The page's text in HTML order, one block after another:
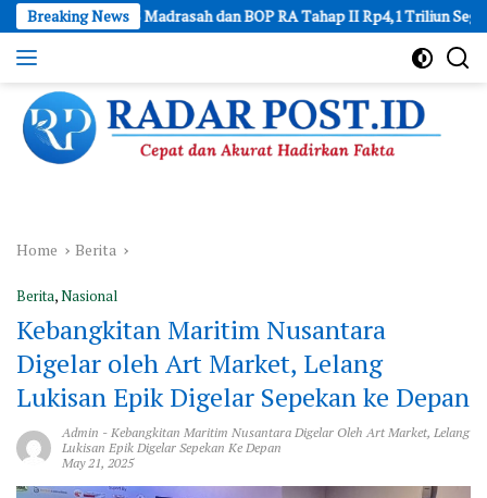
Skip
to
content
Breaking News
BOS Madrasah dan BOP RA Tahap II Rp4,1 Triliun Segera Cair, Ini
dan
Akurat
Hadirkan
Fakta
Home Berita
Berita,Nasional
Kebangkitan Maritim Nusantara
Digelar oleh Art Market, Lelang
Lukisan Epik Digelar Sepekan ke Depan
Admin - Kebangkitan Maritim Nusantara Digelar Oleh Art Market, Lelang
Lukisan Epik Digelar Sepekan Ke Depan
May 21, 2025